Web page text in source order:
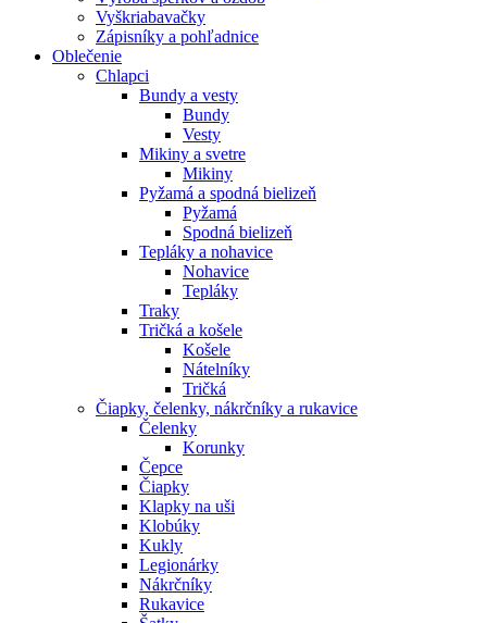
Vyškriabavačky
Zápisníky a pohľadnice
Oblečenie
Chlapci
Bundy a vesty
Bundy
Vesty
Mikiny a svetre
Mikiny
Pyžamá a spodná bielizeň
Pyžamá
Spodná bielizeň
Tepláky a nohavice
Nohavice
Tepláky
Traky
Tričká a košele
Košele
Nátelníky
Tričká
Čiapky, čelenky, nákrčníky a rukavice
Čelenky
Korunky
Čepce
Čiapky
Klapky na uši
Klobúky
Kukly
Legionárky
Nákrčníky
Rukavice